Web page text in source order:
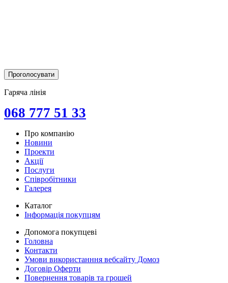
Гаряча лінія
068 777 51 33
Про компанію
Новини
Проекти
Акції
Послуги
Співробітники
Галерея
Каталог
Інформація покупцям
Допомога покупцеві
Головна
Контакти
Умови використанння вебсайту Домоз
Договір Оферти
Повернення товарів та грошей